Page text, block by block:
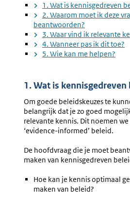
1. Wat is kennisgedreven
2. Waarom moet ik deze
beantwoorden?
3. Waar vind ik relevante
4. Wanneer pas ik dit toe?
5. Wie kan me helpen?
1. Wat is kennisgedreven
Om goede beleidskeuzes te
belangrijk dat je zo goed
relevante kennis. Dit noemen
‘evidence-informed’ beleid.
De hoofdvraag die je moet
maken van kennisgedreven
Hoe kan je kennis optimaal
maken van beleid?